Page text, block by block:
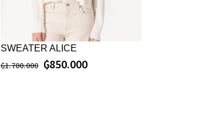
SWEATER ALICE
₲1.700.000 ₲850.000